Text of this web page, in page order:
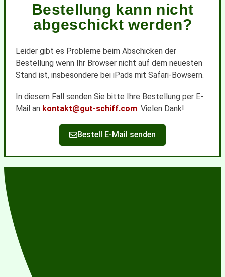
Bestellung kann nicht
abgeschickt werden?
Leider gibt es Probleme beim Abschicken der
Bestellung wenn Ihr Browser nicht auf dem neuesten
Stand ist, insbesondere bei iPads mit Safari-Bowsern.
In diesem Fall senden Sie bitte Ihre Bestellung per E-
Mail an kontakt@gut-schiff.com. Vielen Dank!
Bestell E-Mail senden